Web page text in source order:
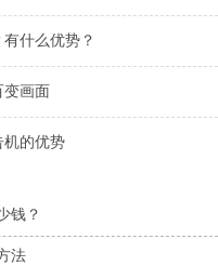
什么优势？
变画面
机的优势
钱？
法